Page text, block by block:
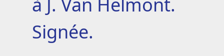
Signée.